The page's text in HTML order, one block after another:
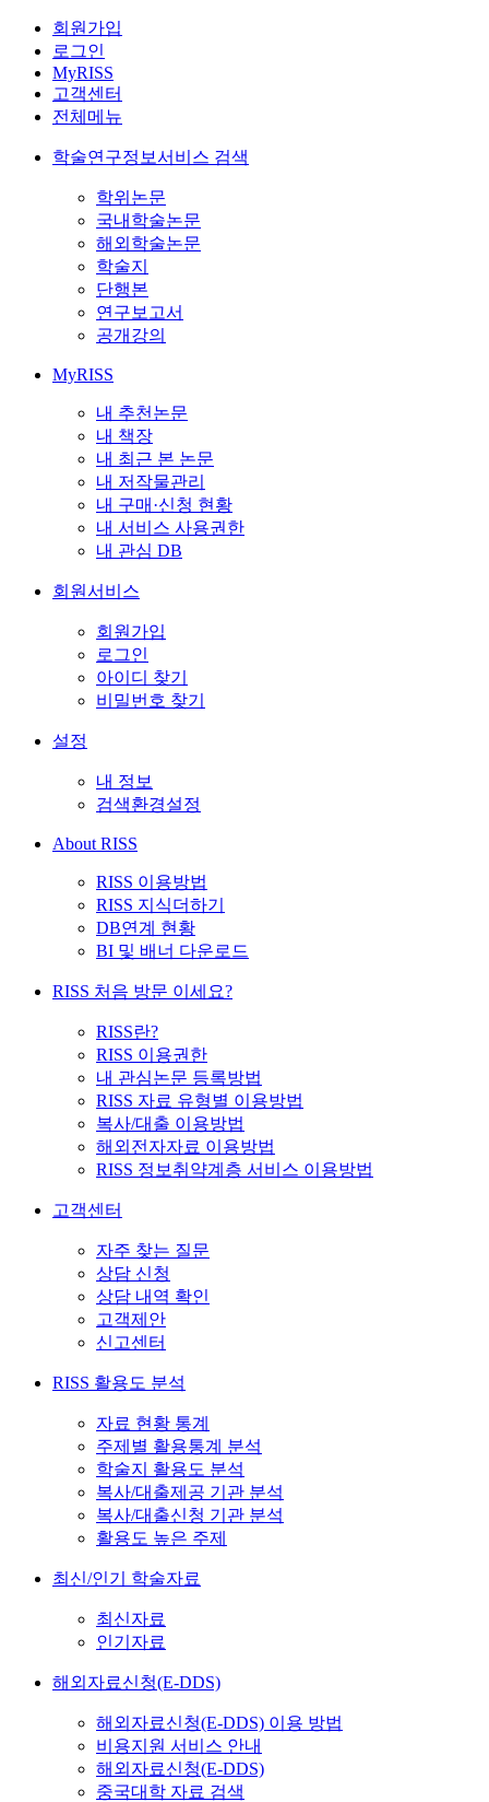
회원가입
로그인
MyRISS
고객센터
전체메뉴
학술연구정보서비스 검색
학위논문
국내학술논문
해외학술논문
학술지
단행본
연구보고서
공개강의
MyRISS
내 추천논문
내 책장
내 최근 본 논문
내 저작물관리
내 구매·신청 현황
내 서비스 사용권한
내 관심 DB
회원서비스
회원가입
로그인
아이디 찾기
비밀번호 찾기
설정
내 정보
검색환경설정
About RISS
RISS 이용방법
RISS 지식더하기
DB연계 현황
BI 및 배너 다운로드
RISS 처음 방문 이세요?
RISS란?
RISS 이용권한
내 관심논문 등록방법
RISS 자료 유형별 이용방법
복사/대출 이용방법
해외전자자료 이용방법
RISS 정보취약계층 서비스 이용방법
고객센터
자주 찾는 질문
상담 신청
상담 내역 확인
고객제안
신고센터
RISS 활용도 분석
자료 현황 통계
주제별 활용통계 분석
학술지 활용도 분석
복사/대출제공 기관 분석
복사/대출신청 기관 분석
활용도 높은 주제
최신/인기 학술자료
최신자료
인기자료
해외자료신청(E-DDS)
해외자료신청(E-DDS) 이용 방법
비용지원 서비스 안내
해외자료신청(E-DDS)
중국대학 자료 검색